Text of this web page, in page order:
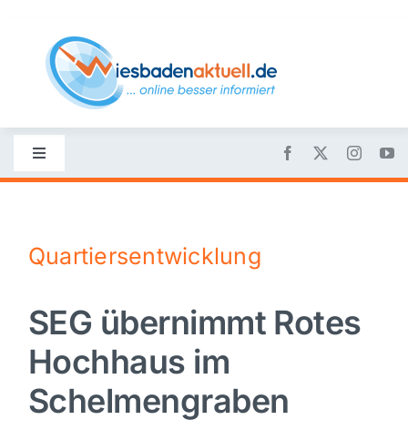
content
Toggle
Navigation
Nachrichten
Politik
Wirtschaft
Quartiersentwicklung
SEG übernimmt Rotes
Hochhaus im
Schelmengraben